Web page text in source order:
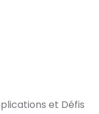
et Défis